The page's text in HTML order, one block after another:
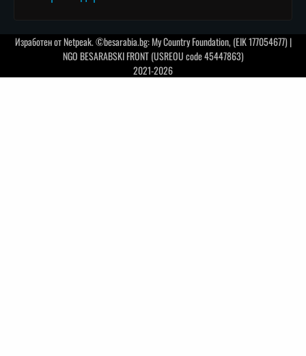
Изработен отNetpeak. ©besarabia.bg: My Country Foundation, (EIK 177054677) |
NGO BESARABSKI FRONT (USREOU code 45447863)
2021-2026